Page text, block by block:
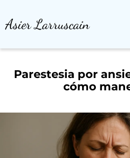
Asier Larruscain
Parestesia por
cómo